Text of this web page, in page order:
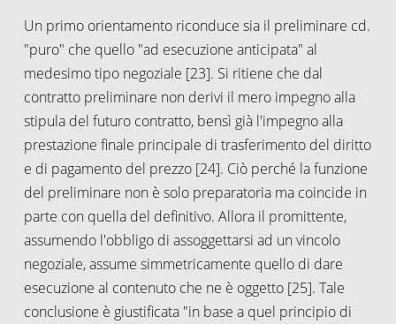
Un primo orientamento riconduce sia il preliminare cd.
"puro" che quello "ad esecuzione anticipata" al
medesimo tipo negoziale [23]. Si ritiene che dal
contratto preliminare non derivi il mero impegno alla
stipula del futuro contratto, bensì già l'impegno alla
prestazione finale principale di trasferimento del diritto
e di pagamento del prezzo [24]. Ciò perché la funzione
del preliminare non è solo preparatoria ma coincide in
parte con quella del definitivo. Allora il promittente,
assumendo l'obbligo di assoggettarsi ad un vincolo
negoziale, assume simmetricamente quello di dare
esecuzione al contenuto che ne è oggetto [25]. Tale
conclusione è giustificata "in base a quel principio di